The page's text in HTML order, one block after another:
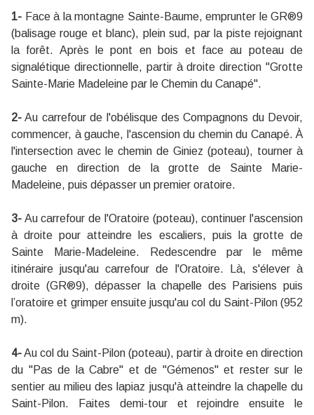
1- Face à la montagne Sainte-Baume, emprunter le GR®9
(balisage rouge et blanc), plein sud, par la piste rejoignant
la forêt. Après le pont en bois et face au poteau de
signalétique directionnelle, partir à droite direction "Grotte
Sainte-Marie Madeleine par le Chemin du Canapé".
2- Au carrefour de l'obélisque des Compagnons du Devoir,
commencer, à gauche, l'ascension du chemin du Canapé. À
l'intersection avec le chemin de Giniez (poteau), tourner à
gauche en direction de la grotte de Sainte Marie-
Madeleine, puis dépasser un premier oratoire.
3- Au carrefour de l'Oratoire (poteau), continuer l'ascension
à droite pour atteindre les escaliers, puis la grotte de
Sainte Marie-Madeleine. Redescendre par le même
itinéraire jusqu'au carrefour de l'Oratoire. Là, s'élever à
droite (GR®9), dépasser la chapelle des Parisiens puis
l’oratoire et grimper ensuite jusqu'au col du Saint-Pilon (952
m).
4-Au col du Saint-Pilon (poteau), partir à droite en direction
du "Pas de la Cabre" et de "Gémenos" et rester sur le
sentier au milieu des lapiaz jusqu'à atteindre la chapelle du
Saint-Pilon. Faites demi-tour et rejoindre ensuite le